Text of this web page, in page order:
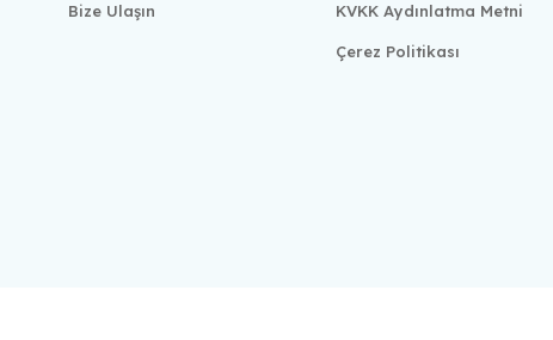
Bize Ulaşın KVKK Aydınlatma Metni
Çerez Politikası